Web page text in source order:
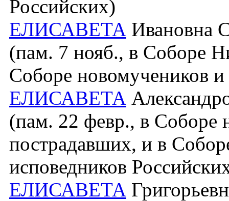
Российских)
ЕЛИСАВЕТА Ивановна
(пам. 7 нояб., в Соборе
Соборе новомучеников
ЕЛИСАВЕТА
(пам. 22 февр., в Соборе
пострадавших, и в
исповедников
ЕЛИСАВЕТА